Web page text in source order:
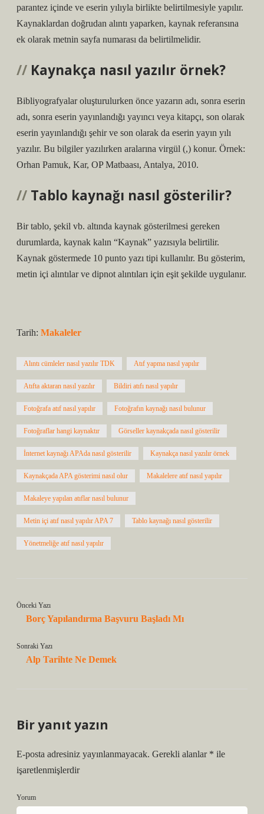
parantez içinde ve eserin yılıyla birlikte belirtilmesiyle yapılır.
Kaynaklardan doğrudan alıntı yaparken, kaynak referansına
ek olarak metnin sayfa numarası da belirtilmelidir.
Kaynakça nasıl yazılır örnek?
Bibliyografyalar oluşturulurken önce yazarın adı, sonra eserin
adı, sonra eserin yayınlandığı yayıncı veya kitapçı, son olarak
eserin yayınlandığı şehir ve son olarak da eserin yayın yılı
yazılır. Bu bilgiler yazılırken aralarına virgül (,) konur. Örnek:
Orhan Pamuk, Kar, OP Matbaası, Antalya, 2010.
Tablo kaynağı nasıl gösterilir?
Bir tablo, şekil vb. altında kaynak gösterilmesi gereken
durumlarda, kaynak kalın “Kaynak” yazısıyla belirtilir.
Kaynak göstermede 10 punto yazı tipi kullanılır. Bu gösterim,
metin içi alıntılar ve dipnot alıntıları için eşit şekilde uygulanır.
Tarih: Makaleler
Alıntı cümleler nasıl yazılır TDK Atıf yapma nasıl yapılır
Atıfta aktaran nasıl yazılır Bildiri atıfı nasıl yapılır
Fotoğrafa atıf nasıl yapılır Fotoğrafın kaynağı nasıl bulunur
Fotoğraflar hangi kaynaktır Görseller kaynakçada nasıl gösterilir
İnternet kaynağı APAda nasıl gösterilir Kaynakça nasıl yazılır örnek
Kaynakçada APA gösterimi nasıl olur Makalelere atıf nasıl yapılır
Makaleye yapılan atıflar nasıl bulunur
Metin içi atıf nasıl yapılır APA 7 Tablo kaynağı nasıl gösterilir
Yönetmeliğe atıf nasıl yapılır
Önceki Yazı
Borç Yapılandırma Başvuru Başladı Mı
Sonraki Yazı
Alp Tarihte Ne Demek
Bir yanıt yazın
E-posta adresiniz yayınlanmayacak. Gerekli alanlar * ile
işaretlenmişlerdir
Yorum